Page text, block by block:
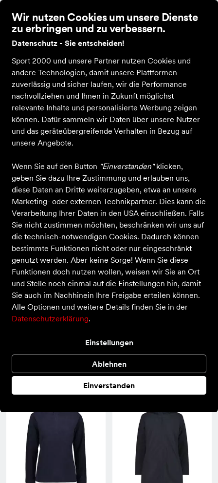
Wir nutzen Cookies um unsere Dienste
zu erbringen und zu verbessern.
Datenschutz - Sie entscheiden!
Sport 2000 und unsere Partner nutzen Cookies und
andere Technologien, damit unsere Plattformen
zuverlässig und sicher laufen, wir die Performance
nachvollziehen und Ihnen in Zukunft möglichst
relevante Inhalte und personalisierte Werbung zeigen
können. Dafür sammeln wir Daten über unsere Nutzer
und das geräteübergreifende Verhalten in Bezug auf
unsere Angebote.
Wenn Sie auf den Button "Einverstanden"klicken,
geben Sie dazu Ihre Zustimmung und erlauben uns,
diese Daten an Dritte weiterzugeben, etwa an unsere
Marketing- oder externen Technikpartner. Dies kann die
Verarbeitung Ihrer Daten in den USA einschließen. Falls
Sie nicht zustimmen möchten, beschränken wir uns auf
die technisch-notwendigen Cookies. Dadurch können
bestimmte Funktionen nicht oder nur eingeschränkt
genutzt werden. Aber keine Sorge! Wenn Sie diese
Funktionen doch nutzen wollen, weisen wir Sie an Ort
und Stelle noch einmal auf die Einstellungen hin, damit
Sie auch im Nachhinein Ihre Freigabe erteilen können.
Alle Optionen und weitere Details finden Sie in der
Datenschutzerklärung.
Einstellungen
Ablehnen
Einverstanden
CMP
Alle Produkte
Farbe Sportart Größe Altersgruppe
104 Produkte
CMP
29,95 €
CMP
Sweat
29,95 €